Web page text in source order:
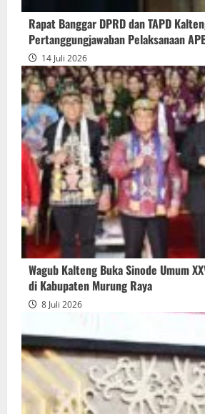
Pertanggungjawaban
Pelaksanaan
APBD
2025
Rapat Banggar DPRD dan TAPD
Pertanggungjawaban Pelaksanaan
14 Juli 2026
Wagub Kalteng Buka Sinode Umum
di Kabupaten Murung Raya
8 Juli 2026